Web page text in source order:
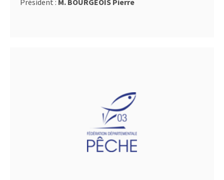
Président : M. BOURGEOIS Pierre